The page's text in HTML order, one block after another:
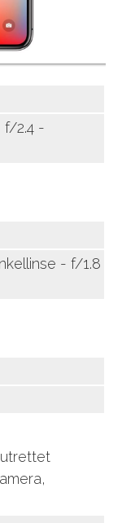
f/2.4 -
- f/1.8